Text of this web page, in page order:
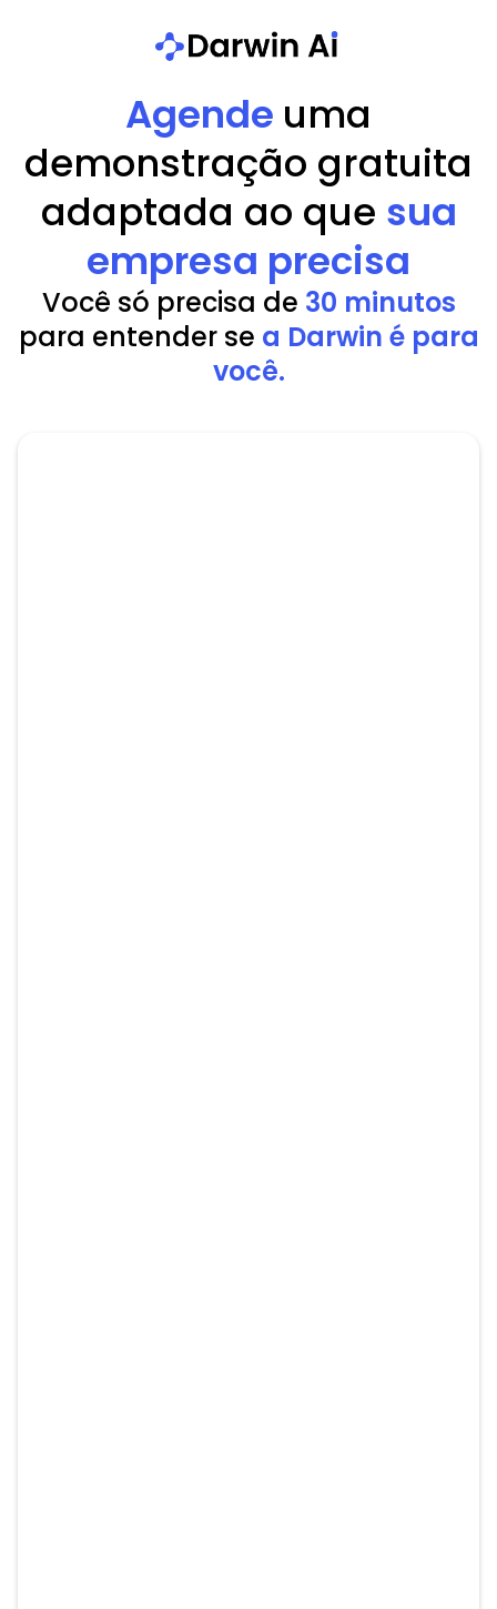
Agende uma
demonstração gratuita
adaptada ao que sua
empresa precisa
Você só precisa de 30 minutos
para entender se a Darwin é para
você.